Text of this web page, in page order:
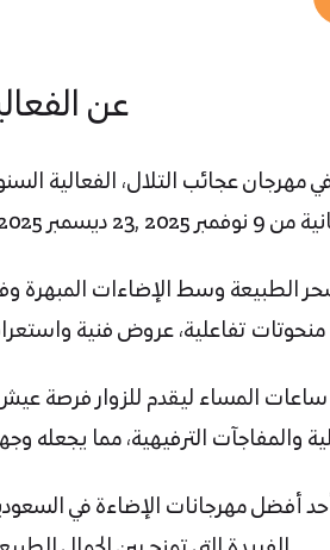
عن
عجائب التلال، الفعالية
بمدينة الجبيل الصناعية.
الطبيعة وسط الإضاءات المبهرة
تفاعلية، عروض فنية
ساعات المساء ليقدم للزوار فرصة
والمفاجآت الترفيهية، مما يجعله
أفضل مهرجانات الإضاءة في